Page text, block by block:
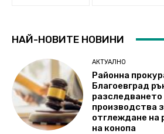
НАЙ-НОВИТЕ НОВИНИ
АКТУАЛНО
Районна
Благоевград
производства
отглеждане на
на конопа